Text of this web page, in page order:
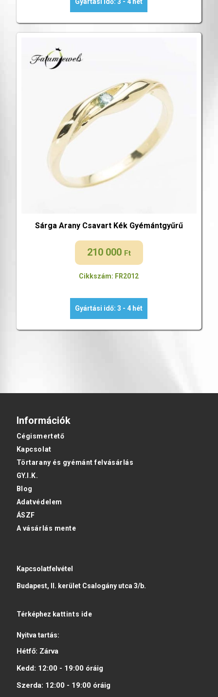
Sárga Arany Csavart Kék Gyémántgyűrű
210 000 Ft
Cikkszám: FR2012
Gyártási idő: 3 - 4 hét
Információk
Cégismertető
Kapcsolat
Törtarany és gyémánt felvásárlás
GY.I.K.
Blog
Adatvédelem
ÁSZF
A vásárlás mente
Kapcsolatfelvétel
Budapest, II. kerület Csalogány utca 3/b.
Térképhez kattints ide
Nyitva tartás:
Hétfő: Zárva
Kedd: 12:00 - 19:00 óráig
Szerda: 12:00 - 19:00 óráig